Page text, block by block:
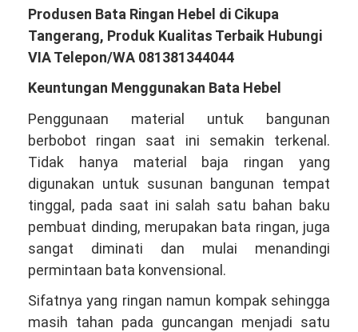
Produsen Bata Ringan Hebel di Cikupa
Tangerang, Produk Kualitas Terbaik Hubungi
VIA Telepon/WA 081381344044
Keuntungan Menggunakan Bata Hebel
Penggunaan material untuk bangunan
berbobot ringan saat ini semakin terkenal.
Tidak hanya material baja ringan yang
digunakan untuk susunan bangunan tempat
tinggal, pada saat ini salah satu bahan baku
pembuat dinding, merupakan bata ringan, juga
sangat diminati dan mulai menandingi
permintaan bata konvensional.
Sifatnya yang ringan namun kompak sehingga
masih tahan pada guncangan menjadi satu